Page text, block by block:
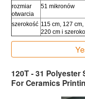
rozmiar
otwarcia
51 mikronów
szerokość 115 cm, 127
220 cm i
120T - 31
For Ceramics